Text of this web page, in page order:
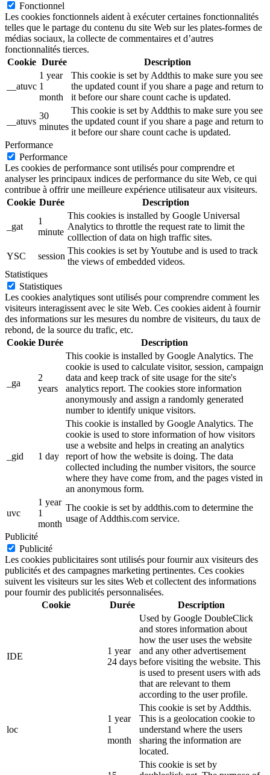
Fonctionnel
Les cookies fonctionnels aident à exécuter certaines fonctionnalités
telles que le partage du contenu du site Web sur les plates-formes de
médias sociaux, la collecte de commentaires et d’autres
fonctionnalités tierces.
Cookie Durée Description
__atuvc
1 year
1
month
This cookie is set by Addthis to make sure you see
the updated count if you share a page and return to
it before our share count cache is updated.
__atuvs
30
minutes
This cookie is set by Addthis to make sure you see
the updated count if you share a page and return to
it before our share count cache is updated.
Performance
Performance
Les cookies de performance sont utilisés pour comprendre et
analyser les principaux indices de performance du site Web, ce qui
contribue à offrir une meilleure expérience utilisateur aux visiteurs.
Cookie Durée Description
_gat
1
minute
This cookies is installed by Google Universal
Analytics to throttle the request rate to limit the
colllection of data on high traffic sites.
YSC
session
This cookies is set by Youtube and is used to track
the views of embedded videos.
Statistiques
Statistiques
Les cookies analytiques sont utilisés pour comprendre comment les
visiteurs interagissent avec le site Web. Ces cookies aident à fournir
des informations sur les mesures du nombre de visiteurs, du taux de
rebond, de la source du trafic, etc.
Cookie Durée Description
_ga
2
years
This cookie is installed by Google Analytics. The
cookie is used to calculate visitor, session, campaign
data and keep track of site usage for the site's
analytics report. The cookies store information
anonymously and assign a randomly generated
number to identify unique visitors.
_gid 1 day
This cookie is installed by Google Analytics. The
cookie is used to store information of how visitors
use a website and helps in creating an analytics
report of how the website is doing. The data
collected including the number visitors, the source
where they have come from, and the pages visted in
an anonymous form.
uvc
1 year
1
month
The cookie is set by addthis.com to determine the
usage of Addthis.com service.
Publicité
Publicité
Les cookies publicitaires sont utilisés pour fournir aux visiteurs des
publicités et des campagnes marketing pertinentes. Ces cookies
suivent les visiteurs sur les sites Web et collectent des informations
pour fournir des publicités personnalisées.
Cookie
Durée Description
IDE
1 year
24 days
Used by Google DoubleClick
and stores information about
how the user uses the website
and any other advertisement
before visiting the website. This
is used to present users with ads
that are relevant to them
according to the user profile.
loc
1 year
1
month
This cookie is set by Addthis.
This is a geolocation cookie to
understand where the users
sharing the information are
located.
This cookie is set by